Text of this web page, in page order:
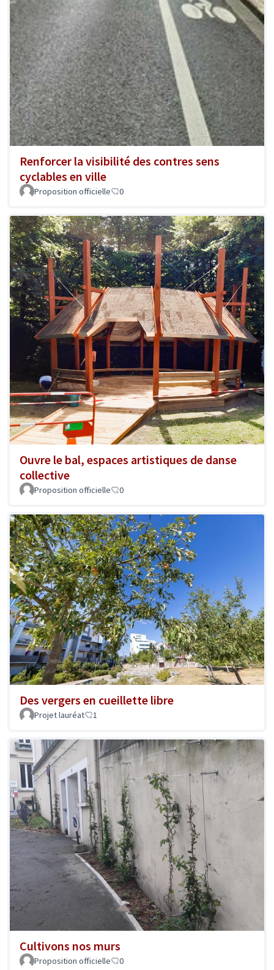
Renforcer la visibilité des contres sens
cyclables en ville
Proposition officielle 0
Ouvre le bal, espaces artistiques de danse
collective
Proposition officielle 0
Des vergers en cueillette libre
Projet lauréat 1
Cultivons nos murs
Proposition officielle 0